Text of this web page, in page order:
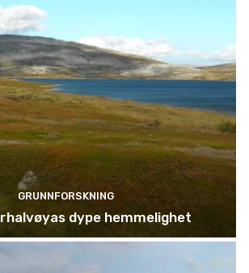
GRUNNFORSKNING
dype hemmelighet